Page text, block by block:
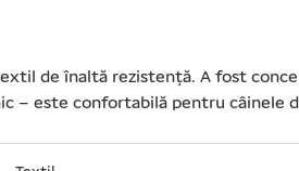
de înaltă rezistență. A fost
– este confortabilă pentru